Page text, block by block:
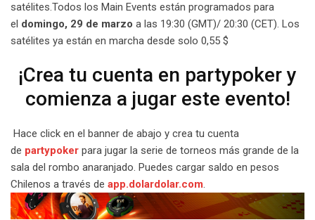
satélites.Todos los Main Events están programados para
el domingo, 29 de marzo a las 19:30 (GMT)/ 20:30 (CET). Los
satélites ya están en marcha desde solo 0,55 $
¡Crea tu cuenta en partypoker y
comienza a jugar este evento!
Hace click en el banner de abajo y crea tu cuenta
de partypoker para jugar la serie de torneos más grande de la
sala del rombo anaranjado. Puedes cargar saldo en pesos
Chilenos a través de app.dolardolar.com.